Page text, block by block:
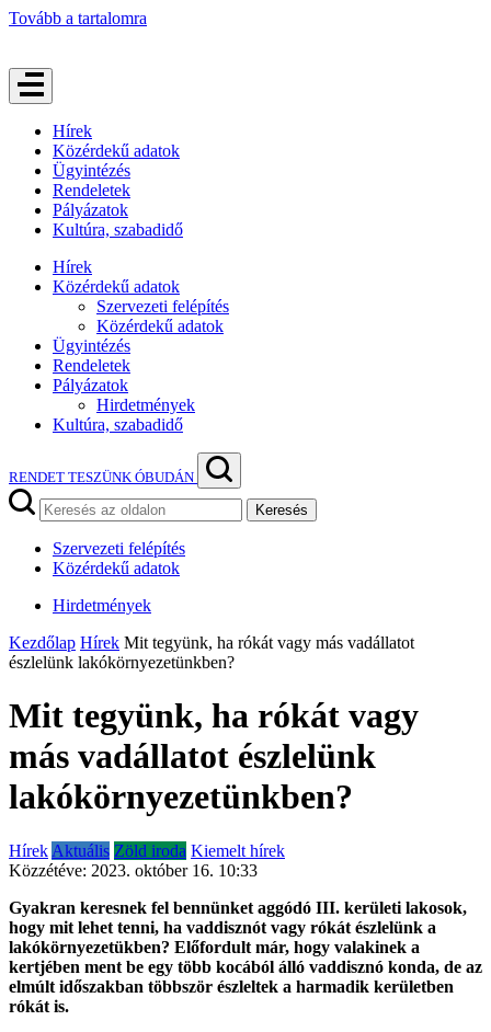
Tovább a tartalomra
Hírek
Közérdekű adatok
Ügyintézés
Rendeletek
Pályázatok
Kultúra, szabadidő
Hírek
Közérdekű adatok
Szervezeti felépítés
Közérdekű adatok
Ügyintézés
Rendeletek
Pályázatok
Hirdetmények
Kultúra, szabadidő
RENDET TESZÜNK ÓBUDÁN
Keresés
Szervezeti felépítés
Közérdekű adatok
Hirdetmények
Kezdőlap Hírek Mit tegyünk, ha rókát vagy más vadállatot
észlelünk lakókörnyezetünkben?
Mit tegyünk, ha rókát vagy
más vadállatot észlelünk
lakókörnyezetünkben?
Hírek Aktuális Zöld iroda Kiemelt hírek
Közzétéve: 2023. október 16. 10:33
Gyakran keresnek fel bennünket aggódó III. kerületi lakosok,
hogy mit lehet tenni, ha vaddisznót vagy rókát észlelünk a
lakókörnyezetükben? Előfordult már, hogy valakinek a
kertjében ment be egy több kocából álló vaddisznó konda, de az
elmúlt időszakban többször észleltek a harmadik kerületben
rókát is.